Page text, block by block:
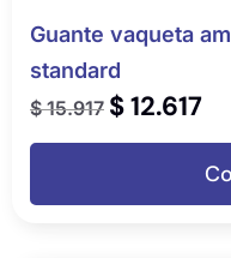
Guante vaqueta
standard
$15.917 $12.617